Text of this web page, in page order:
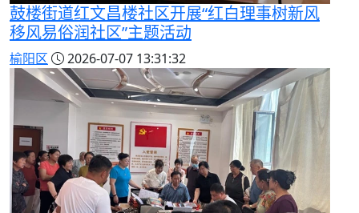
鼓楼街道红文昌楼社区开展“红白理事树新风
移风易俗润社区”主题活动
榆阳区 2026-07-07 13:31:32